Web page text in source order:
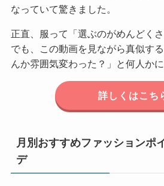
なっていて驚きました。
正直、服って「選ぶのがめんどく
でも、この動画を見ながら真似す
んか雰囲気変わった？」と何人か
詳しくはこち
月別おすすめファッションポ
デ